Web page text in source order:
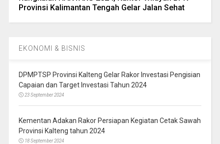
Provinsi Kalimantan Tengah Gelar Jalan Sehat
EKONOMI & BISNIS
DPMPTSP Provinsi Kalteng Gelar Rakor Investasi Pengisian
Capaian dan Target Investasi Tahun 2024
23 September 2024
Kementan Adakan Rakor Persiapan Kegiatan Cetak Sawah
Provinsi Kalteng tahun 2024
18 September 2024